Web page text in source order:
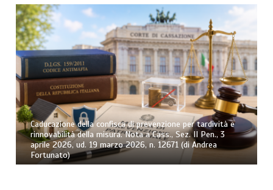
Caducazione della confisca di prevenzione per tardività e
rinnovabilità della misura. Nota a Cass., Sez. II Pen., 3
aprile 2026, ud. 19 marzo 2026, n. 12671 (di Andrea
Fortunato)